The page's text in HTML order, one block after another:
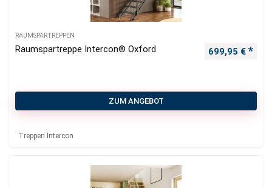
RAUMSPARTREPPEN
Raumspartreppe Intercon® Oxford 699,95 €
ZUM ANGEBOT
Treppen Intercon